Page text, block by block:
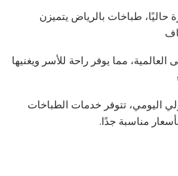
حاليًا، طباخات بالرياض يتميزن
العالمية، مما يوفر راحة للأسر ويغنيها
اليومي، تتوفر خدمات الطباخات
مناسبة جدًا.